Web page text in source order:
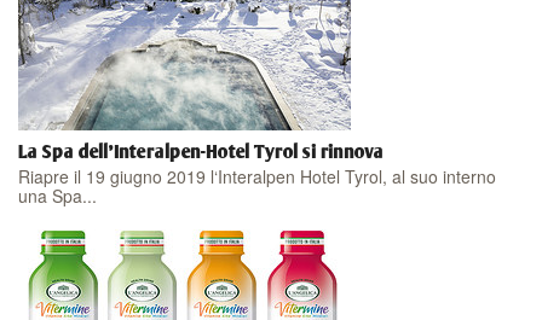
La Spa dell'Interalpen-Hotel Tyrol si rinnova
Riapre il 19 giugno 2019 l‘Interalpen Hotel Tyrol, al suo interno
una Spa...